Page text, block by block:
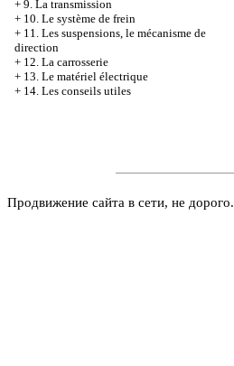
+ 9. La transmission
+ 10. Le système de frein
+ 11. Les suspensions, le mécanisme de
direction
+ 12. La carrosserie
+ 13. Le matériel électrique
+ 14. Les conseils utiles
Продвижение сайта в сети, не дорого.